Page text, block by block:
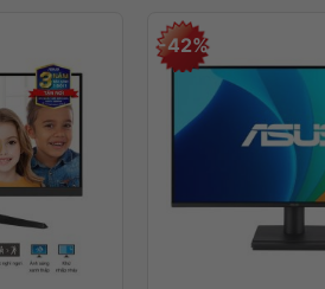
thành từ nhựa nhưng vẫn tỏ rõ
đến bất kỳ vị trí nào trên bàn
-42%